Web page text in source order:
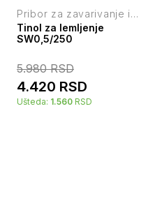
Pribor za zavarivanje i
lemljenje
Tinol za lemljenje
SW0,5/250
5.980RSD
4.420 RSD
Ušteda: 1.560 RSD